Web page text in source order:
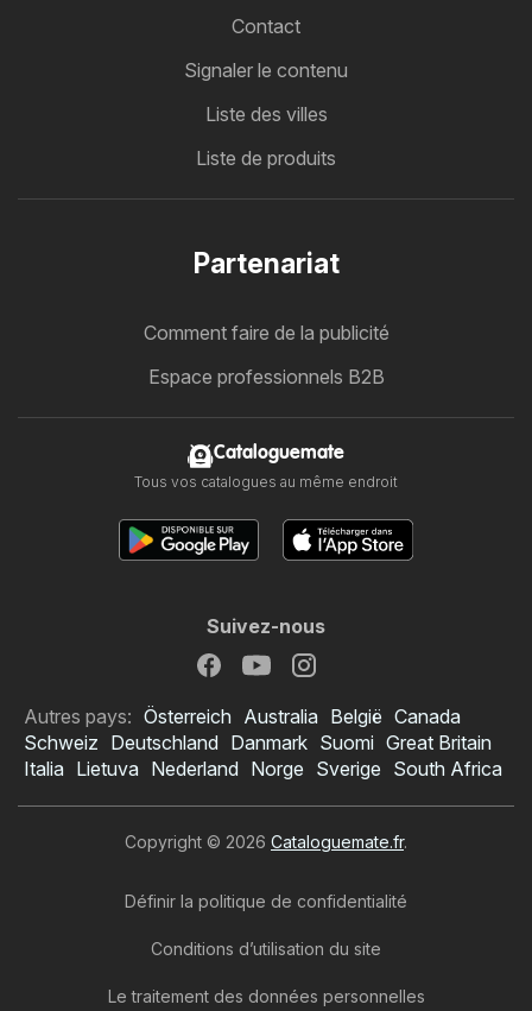
Catalogue Netto
Contact
Signaler le contenu
Liste des villes
Liste de produits
Partenariat
Comment faire de la publicité
Espace professionnels B2B
Cataloguemate
Tous vos catalogues au même endroit
Suivez-nous
Autres pays: Österreich Australia België Canada
Schweiz Deutschland Danmark Suomi Great Britain
Italia Lietuva Nederland Norge Sverige South Africa
Copyright © 2026 Cataloguemate.fr.
Définir la politique de confidentialité
Conditions d’utilisation du site
Le traitement des données personnelles